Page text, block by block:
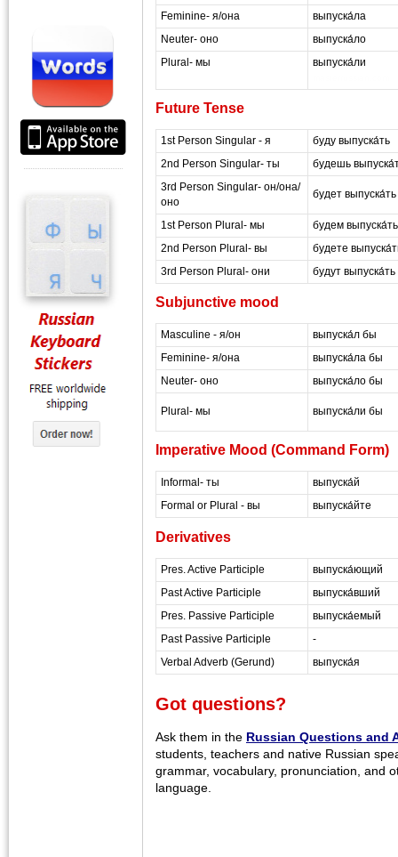
Feminine- я/она
выпуска́ла
Neuter- оно
выпуска́ло
Plural- мы
выпуска́ли
Future Tense
1st Person Singular - я
буду выпуска́ть
2nd Person Singular- ты
будешь
3rd Person Singular- он/она/
оно
будет выпуска́ть
1st Person Plural- мы
будем выпуска́ть
2nd Person Plural- вы
будете
3rd Person Plural- они
будут выпуска́ть
Subjunctive mood
Masculine - я/он
выпуска́л бы
Feminine- я/она
выпуска́ла бы
Neuter- оно
выпуска́ло бы
Plural- мы выпуска́ли бы
Imperative Mood (Command Form)
Informal- ты
выпуска́й
Formal or Plural - вы
выпуска́йте
Derivatives
Pres. Active Participle
выпуска́ющий
Past Active Participle
выпуска́вший
Pres. Passive Participle
выпуска́емый
Past Passive Participle
-
Verbal Adverb (Gerund)
выпуска́я
Got questions?
Ask them in the Russian Questions and
students, teachers and native Russian
grammar, vocabulary, pronunciation, and
language.